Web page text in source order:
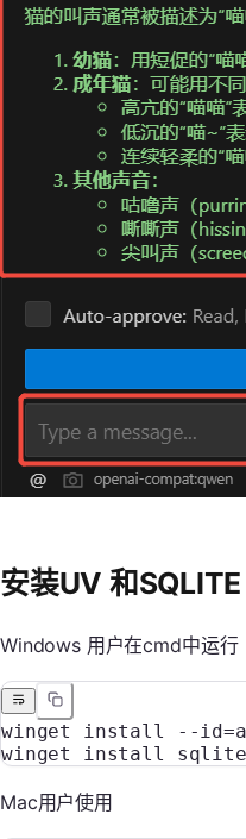
安装UV 和SQLITE
Windows 用户在cmd中运行
winget install --
winget install
Mac用户使用